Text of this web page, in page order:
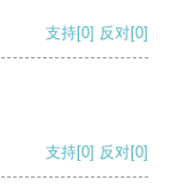
支持[0] 反对[0]
支持[0] 反对[0]